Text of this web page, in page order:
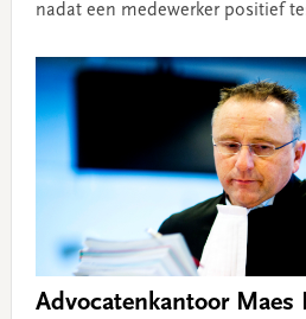
nadat een medewerker positief
Advocatenkantoor Maes